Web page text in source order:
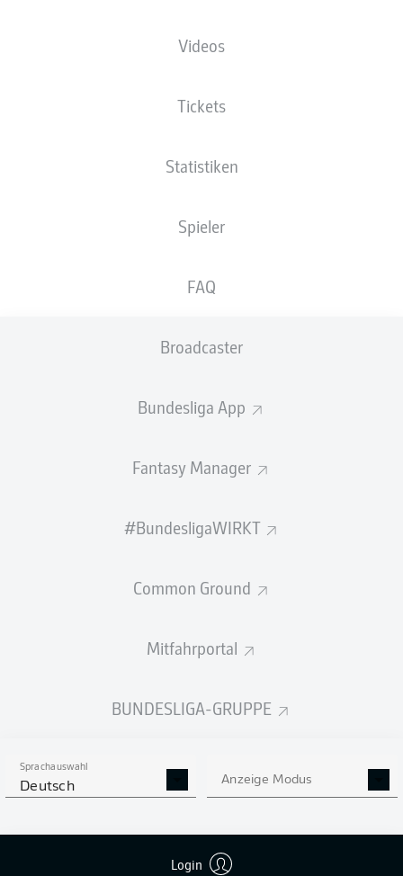
Videos
Tickets
Statistiken
Spieler
FAQ
Broadcaster
Bundesliga App
Fantasy Manager
#BundesligaWIRKT
Common Ground
Mitfahrportal
BUNDESLIGA-GRUPPE
Sprachauswahl
Deutsch Anzeige Modus
Login